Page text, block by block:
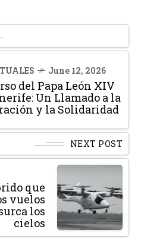
June 12, 2026
del Papa León XIV
Un Llamado a la
y la Solidaridad
NEXT POST
que
vuelos
los
cielos